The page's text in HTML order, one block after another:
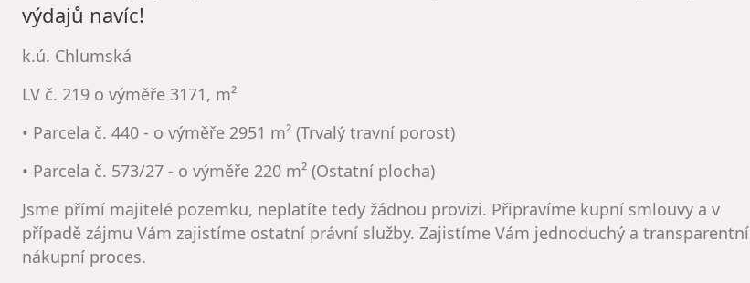
výdajů navíc!
k.ú. Chlumská
LV č. 219 o výměře 3171, m²
• Parcela č. 440 - o výměře 2951 m² (Trvalý travní porost)
• Parcela č. 573/27 - o výměře 220 m² (Ostatní plocha)
Jsme přímí majitelé pozemku, neplatíte tedy žádnou provizi. Připravíme kupní smlouvy a v
případě zájmu Vám zajistíme ostatní právní služby. Zajistíme Vám jednoduchý a transparentní
nákupní proces.